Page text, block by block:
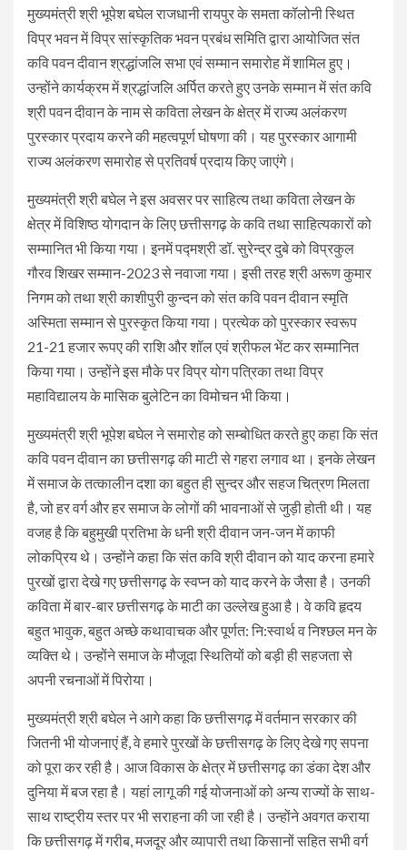
मुख्यमंत्री श्री भूपेश बघेल राजधानी रायपुर के समता कॉलोनी स्थित
विप्र भवन में विप्र सांस्कृतिक भवन प्रबंध समिति द्वारा आयोजित संत
कवि पवन दीवान श्रद्धांजलि सभा एवं सम्मान समारोह में शामिल हुए।
उन्होंने कार्यक्रम में श्रद्धांजलि अर्पित करते हुए उनके सम्मान में संत कवि
श्री पवन दीवान के नाम से कविता लेखन के क्षेत्र में राज्य अलंकरण
पुरस्कार प्रदाय करने की महत्वपूर्ण घोषणा की। यह पुरस्कार आगामी
राज्य अलंकरण समारोह से प्रतिवर्ष प्रदाय किए जाएंगे।
मुख्यमंत्री श्री बघेल ने इस अवसर पर साहित्य तथा कविता लेखन के
क्षेत्र में विशिष्ठ योगदान के लिए छत्तीसगढ़ के कवि तथा साहित्यकारों को
सम्मानित भी किया गया। इनमें पद्मश्री डॉ. सुरेन्द्र दुबे को विप्रकुल
गौरव शिखर सम्मान-2023 से नवाजा गया। इसी तरह श्री अरूण कुमार
निगम को तथा श्री काशीपुरी कुन्दन को संत कवि पवन दीवान स्मृति
अस्मिता सम्मान से पुरस्कृत किया गया। प्रत्येक को पुरस्कार स्वरूप
21-21 हजार रूपए की राशि और शॉल एवं श्रीफल भेंट कर सम्मानित
किया गया। उन्होंने इस मौके पर विप्र योग पत्रिका तथा विप्र
महाविद्यालय के मासिक बुलेटिन का विमोचन भी किया।
मुख्यमंत्री श्री भूपेश बघेल ने समारोह को सम्बोधित करते हुए कहा कि संत
कवि पवन दीवान का छत्तीसगढ़ की माटी से गहरा लगाव था। इनके लेखन
में समाज के तत्कालीन दशा का बहुत ही सुन्दर और सहज चित्रण मिलता
है, जो हर वर्ग और हर समाज के लोगों की भावनाओं से जुड़ी होती थी। यह
वजह है कि बहुमुखी प्रतिभा के धनी श्री दीवान जन-जन में काफी
लोकप्रिय थे। उन्होंने कहा कि संत कवि श्री दीवान को याद करना हमारे
पुरखों द्वारा देखे गए छत्तीसगढ़ के स्वप्न को याद करने के जैसा है। उनकी
कविता में बार-बार छत्तीसगढ़ के माटी का उल्लेख हुआ है। वे कवि हृदय
बहुत भावुक, बहुत अच्छे कथावाचक और पूर्णत: नि:स्वार्थ व निश्छल मन के
व्यक्ति थे। उन्होंने समाज के मौजूदा स्थितियों को बड़ी ही सहजता से
अपनी रचनाओं में पिरोया।
मुख्यमंत्री श्री बघेल ने आगे कहा कि छत्तीसगढ़ में वर्तमान सरकार की
जितनी भी योजनाएं हैं, वे हमारे पुरखों के छत्तीसगढ़ के लिए देखे गए सपना
को पूरा कर रही है। आज विकास के क्षेत्र में छत्तीसगढ़ का डंका देश और
दुनिया में बज रहा है। यहां लागू की गई योजनाओं को अन्य राज्यों के साथ-
साथ राष्ट्रीय स्तर पर भी सराहना की जा रही है। उन्होंने अवगत कराया
कि छत्तीसगढ़ में गरीब, मजदूर और व्यापारी तथा किसानों सहित सभी वर्ग